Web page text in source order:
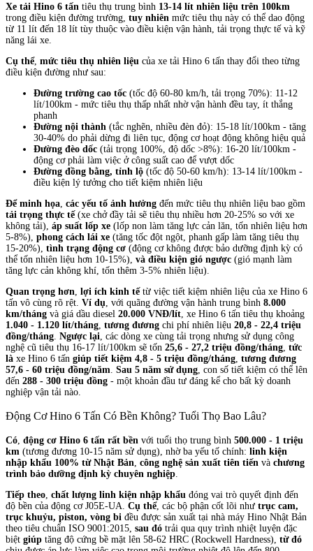
Xe tải Hino 6 tấn tiêu thụ trung bình 13-14 lít nhiên liệu trên 100km
trong điều kiện đường trường, tuy nhiên mức tiêu thụ này có thể dao động
từ 11 lít đến 18 lít tùy thuộc vào điều kiện vận hành, tải trọng thực tế và kỹ
năng lái xe.
Cụ thể, mức tiêu thụ nhiên liệu của xe tải Hino 6 tấn thay đổi theo từng
điều kiện đường như sau:
Đường trường cao tốc (tốc độ 60-80 km/h, tải trọng 70%): 11-12
lít/100km - mức tiêu thụ thấp nhất nhờ vận hành đều tay, ít thắng
phanh
Đường nội thành (tắc nghẽn, nhiều đèn đỏ): 15-18 lít/100km - tăng
30-40% do phải dừng đi liên tục, động cơ hoạt động không hiệu quả
Đường đèo dốc (tải trọng 100%, độ dốc >8%): 16-20 lít/100km -
động cơ phải làm việc ở công suất cao để vượt dốc
Đường đồng bằng, tỉnh lộ (tốc độ 50-60 km/h): 13-14 lít/100km -
điều kiện lý tưởng cho tiết kiệm nhiên liệu
Để minh họa các yếu tố ảnh hưởng đến mức tiêu thụ nhiên liệu bao gồm
tải trọng thực tế (xe chở đầy tải sẽ tiêu thụ nhiều hơn 20-25% so với xe
không tải), áp suất lốp xe (lốp non làm tăng lực cản lăn, tốn nhiên liệu hơn
5-8%), phong cách lái xe (tăng tốc đột ngột, phanh gấp làm tăng tiêu thụ
15-20%), tình trạng động cơ (động cơ không được bảo dưỡng định kỳ có
thể tốn nhiên liệu hơn 10-15%), và điều kiện gió ngược (gió mạnh làm
tăng lực cản không khí, tốn thêm 3-5% nhiên liệu).
Quan trọng hơn lợi ích kinh tế từ việc tiết kiệm nhiên liệu của xe Hino 6
tấn vô cùng rõ rệt. Ví dụ , với quãng đường vận hành trung bình 8.000
km/tháng và giá dầu diesel 20.000 VNĐ/lít , xe Hino 6 tấn tiêu thụ khoảng
1.040 - 1.120 lít/tháng tương đương chi phí nhiên liệu 20,8 - 22,4 triệu
đồng/tháng Ngược lại , các dòng xe cùng tải trọng nhưng sử dụng công
nghệ cũ tiêu thụ 16-17 lít/100km sẽ tốn 25,6 - 27,2 triệu đồng/tháng tức
là xe Hino 6 tấn giúp tiết kiệm 4,8 - 5 triệu đồng/tháng tương đương
57,6 - 60 triệu đồng/năm Sau 5 năm sử dụng , con số tiết kiệm có thể lên
đến 288 - 300 triệu đồng - một khoản đầu tư đáng kể cho bất kỳ doanh
nghiệp vận tải nào.
Động Cơ Hino 6 Tấn Có Bền Không? Tuổi Thọ Bao Lâu?
Có động cơ Hino 6 tấn rất bền với tuổi thọ trung bình 500.000 - 1 triệu
km (tương đương 10-15 năm sử dụng), nhờ ba yếu tố chính: linh kiện
nhập khẩu 100% từ Nhật Bản công nghệ sản xuất tiên tiến và chương
trình bảo dưỡng định kỳ chuyên nghiệp
Tiếp theo chất lượng linh kiện nhập khẩu đóng vai trò quyết định đến
độ bền của động cơ J05E-UA. Cụ thể, các bộ phận cốt lõi như trục cam,
trục khuỷu, piston, vòng bi đều được sản xuất tại nhà máy Hino Nhật Bản
theo tiêu chuẩn ISO 9001:2015, sau đó trải qua quy trình nhiệt luyện đặc
biệt giúp tăng độ cứng bề mặt lên 58-62 HRC (Rockwell Hardness), từ đó